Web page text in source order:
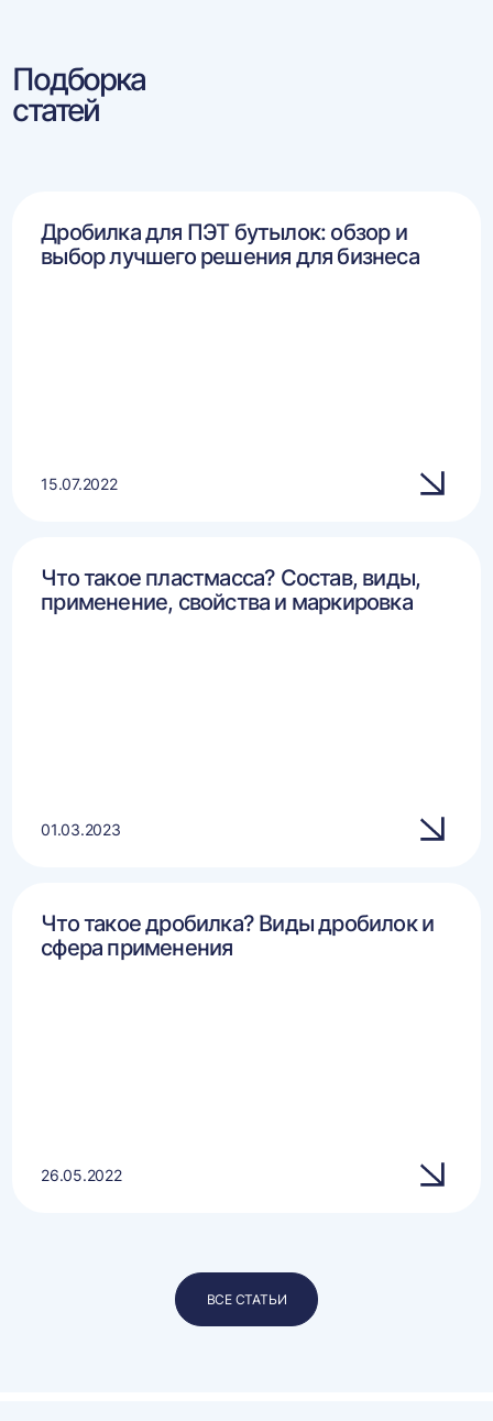
Подборка
статей
Дробилка для ПЭТ бутылок: обзор и
выбор лучшего решения для бизнеса
15.07.2022
Что такое пластмасса? Состав, виды,
применение, свойства и маркировка
01.03.2023
Что такое дробилка? Виды дробилок и
сфера применения
26.05.2022
ВСЕ СТАТЬИ